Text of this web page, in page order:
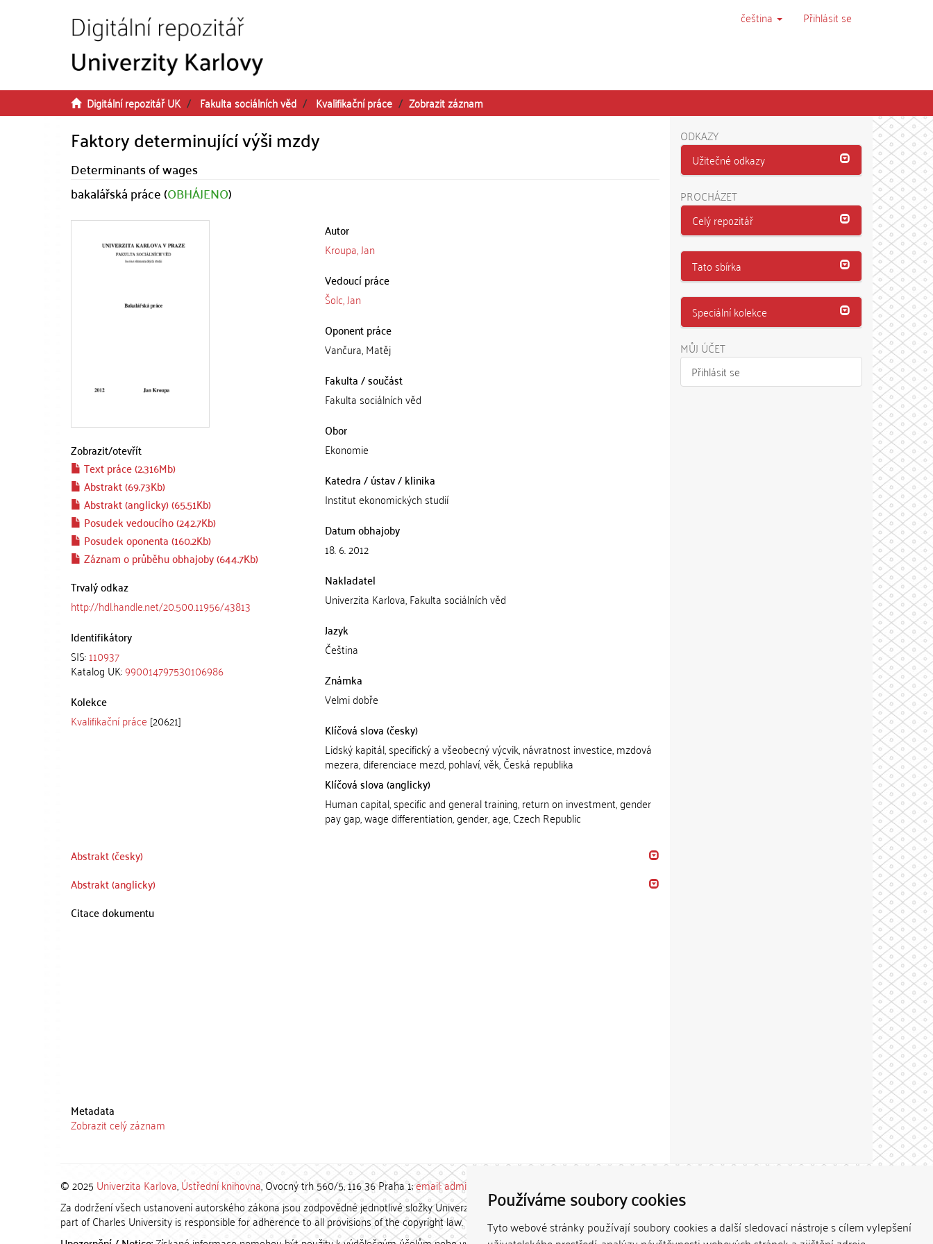
Používáme soubory cookies
Tyto webové stránky používají soubory cookies a další sledovací nástroje s cílem vylepšení
čeština Přihlásit se
Digitální repozitář UK Fakulta sociálních věd Kvalifikační práce Zobrazit záznam
Faktory determinující výši mzdy
Determinants of wages
bakalářská práce (OBHÁJENO)
Zobrazit/otevřít
Text práce (2.316Mb)
Abstrakt (69.73Kb)
Abstrakt (anglicky) (65.51Kb)
Posudek vedoucího (242.7Kb)
Posudek oponenta (160.2Kb)
Záznam o průběhu obhajoby (644.7Kb)
Trvalý odkaz
http://hdl.handle.net/20.500.11956/43813
Identifikátory
SIS:110937
Katalog UK:990014797530106986
Kolekce
Kvalifikační práce [20621]
Autor
Kroupa, Jan
Vedoucí práce
Šolc, Jan
Oponent práce
Vančura, Matěj
Fakulta / součást
Fakulta sociálních věd
Obor
Ekonomie
Katedra / ústav / klinika
Institut ekonomických studií
Datum obhajoby
18. 6. 2012
Nakladatel
Univerzita Karlova, Fakulta sociálních věd
Jazyk
Čeština
Známka
Velmi dobře
Klíčová slova (česky)
Lidský kapitál, specifický a všeobecný výcvik, návratnost investice, mzdová
mezera, diferenciace mezd, pohlaví, věk, Česká republika
Klíčová slova (anglicky)
Human capital, specific and general training, return on investment, gender
pay gap, wage differentiation, gender, age, Czech Republic
Abstrakt (česky)
Abstrakt (anglicky)
Citace dokumentu
Metadata
Zobrazit celý záznam
ODKAZY
Užitečné odkazy
PROCHÁZET
Celý repozitář
Tato sbírka
Speciální kolekce
MŮJ ÚČET
Přihlásit se
© 2025 Univerzita Karlova,Ústřední knihovna, Ovocný trh 560/5, 116 36 Praha 1;email: admin-repozitar [at] cuni.cz
Za dodržení všech ustanovení autorského zákona jsou zodpovědné jednotlivé složky Univerzity Karlovy. / Each constituent
part of Charles University is responsible for adherence to all provisions of the copyright law.